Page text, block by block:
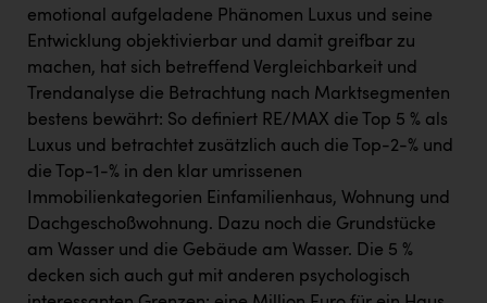
emotional aufgeladene Phänomen Luxus und seine
Entwicklung objektivierbar und damit greifbar zu
machen, hat sich betreffend Vergleichbarkeit und
Trendanalyse die Betrachtung nach Marktsegmenten
bestens bewährt: So definiert RE/MAX die Top 5 % als
Luxus und betrachtet zusätzlich auch die Top-2-% und
die Top-1-% in den klar umrissenen
Immobilienkategorien Einfamilienhaus, Wohnung und
Dachgeschoßwohnung. Dazu noch die Grundstücke
am Wasser und die Gebäude am Wasser. Die 5 %
decken sich auch gut mit anderen psychologisch